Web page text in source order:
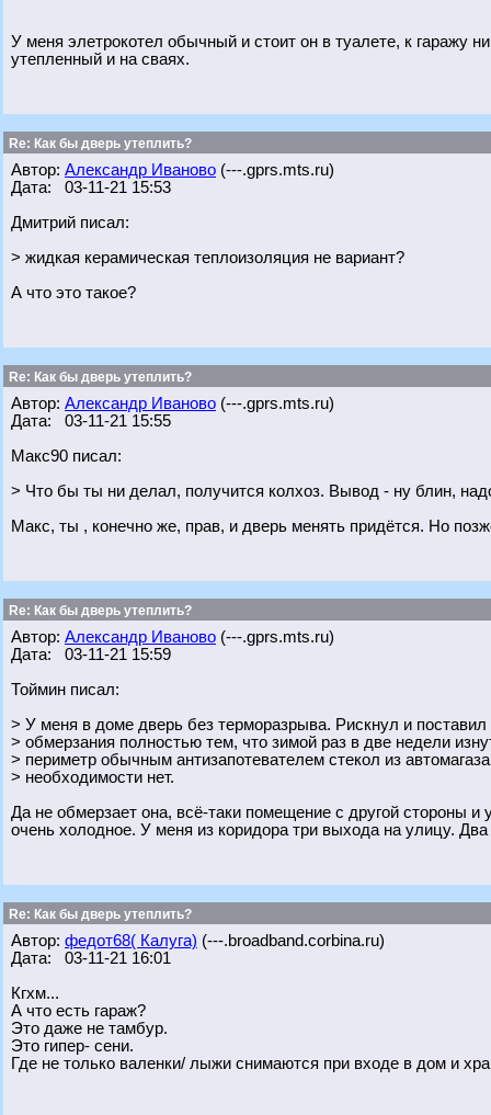
У меня элетрокотел обычный и стоит он в туалете, к гаражу
утепленный и на сваях.
Re: Как бы дверь утеплить?
Автор: Александр Иваново (---.gprs.mts.ru)
Дата: 03-11-21 15:53
Дмитрий писал:
> жидкая керамическая теплоизоляция не вариант?
А что это такое?
Re: Как бы дверь утеплить?
Автор: Александр Иваново (---.gprs.mts.ru)
Дата: 03-11-21 15:55
Макс90 писал:
> Что бы ты ни делал, получится колхоз. Вывод - ну блин,
Макс, ты , конечно же, прав, и дверь менять придётся. Но
Re: Как бы дверь утеплить?
Автор: Александр Иваново (---.gprs.mts.ru)
Дата: 03-11-21 15:59
Тоймин писал:
> У меня в доме дверь без терморазрыва. Рискнул и
> обмерзания полностью тем, что зимой раз в две недели
> периметр обычным антизапотевателем стекол из
> необходимости нет.
Да не обмерзает она, всё-таки помещение с другой стороны
очень холодное. У меня из коридора три выхода на улицу.
Re: Как бы дверь утеплить?
Автор: федот68( Калуга) (---.broadband.corbina.ru)
Дата: 03-11-21 16:01
Кгхм...
А что есть гараж?
Это даже не тамбур.
Это гипер- сени.
Где не только валенки/ лыжи снимаются при входе в дом и